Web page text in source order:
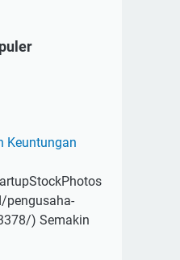
Keuntungan
pengusaha-
) Semakin